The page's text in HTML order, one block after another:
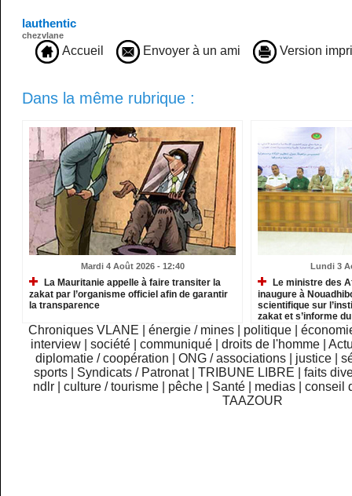
lauthentic
chezvlane
Accueil Envoyer à un ami Version
Dans la même rubrique :
Mardi 4 Août 2026 - 12:40
La Mauritanie appelle à faire transiter la
zakat par l’organisme officiel afin de garantir
la transparence
Lundi 3
Le ministre des
inaugure à
scientifique sur
zakat et s’informe
institutions relevant
Chroniques VLANE énergie / mines politique
interview
|société |communiqué |droits de l'homme |
diplomatie / coopération
ONG / associations justice
sports
Syndicats / Patronat TRIBUNE LIBRE
faits
ndlr
|culture / tourisme pêche Santé medias |conseil
TAAZOUR